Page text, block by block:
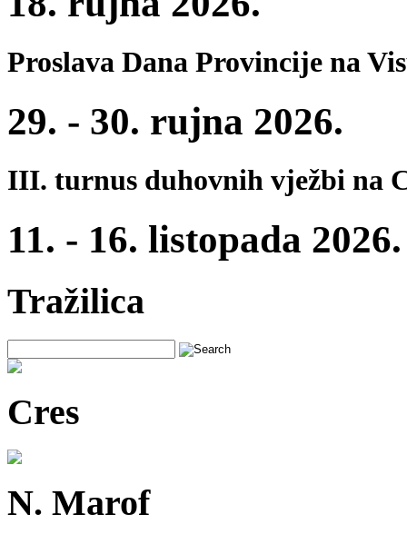
Proslava Dana Provincije na
29. - 30. rujna 2026.
III. turnus duhovnih vježbi na
11. - 16. listopada 2026.
Tražilica
Cres
N. Marof